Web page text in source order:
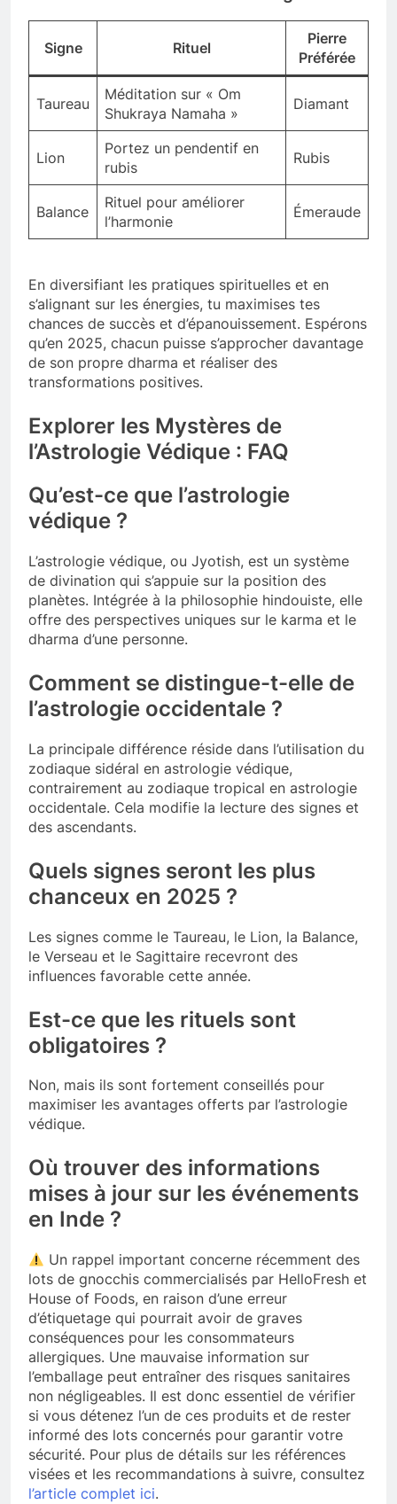
Signe Rituel
Pierre
Préférée
Taureau
Méditation sur « Om
Shukraya Namaha »
Diamant
Lion
Portez un pendentif en
rubis
Rubis
Balance
Rituel pour améliorer
l’harmonie
Émeraude
En diversifiant les pratiques spirituelles et en
s’alignant sur les énergies, tu maximises tes
chances de succès et d’épanouissement. Espérons
qu’en 2025, chacun puisse s’approcher davantage
de son propre dharma et réaliser des
transformations positives.
Explorer les Mystères de
l’Astrologie Védique : FAQ
Qu’est-ce que l’astrologie
védique ?
L’astrologie védique, ou Jyotish, est un système
de divination qui s’appuie sur la position des
planètes. Intégrée à la philosophie hindouiste, elle
offre des perspectives uniques sur le karma et le
dharma d’une personne.
Comment se distingue-t-elle de
l’astrologie occidentale ?
La principale différence réside dans l’utilisation du
zodiaque sidéral en astrologie védique,
contrairement au zodiaque tropical en astrologie
occidentale. Cela modifie la lecture des signes et
des ascendants.
Quels signes seront les plus
chanceux en 2025 ?
Les signes comme le Taureau, le Lion, la Balance,
le Verseau et le Sagittaire recevront des
influences favorable cette année.
Est-ce que les rituels sont
obligatoires ?
Non, mais ils sont fortement conseillés pour
maximiser les avantages offerts par l’astrologie
védique.
Où trouver des informations
mises à jour sur les événements
en Inde ?
Un rappel important concerne récemment des
lots de gnocchis commercialisés par HelloFresh et
House of Foods, en raison d’une erreur
d’étiquetage qui pourrait avoir de graves
conséquences pour les consommateurs
allergiques. Une mauvaise information sur
l’emballage peut entraîner des risques sanitaires
non négligeables. Il est donc essentiel de vérifier
si vous détenez l’un de ces produits et de rester
informé des lots concernés pour garantir votre
sécurité. Pour plus de détails sur les références
visées et les recommandations à suivre, consultez
l’article complet ici.